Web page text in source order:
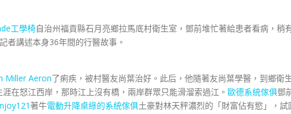
工學椅自治州福貢縣石月亮鄉拉馬底村衛生室，鄧前堆忙著給患者看病，稍
者講述本身36年間的行醫故事。
Miller Aeron了痢疾，被村醫友尚葉治好。此后，他隨著友尚葉學醫，到鄉衛
在怒江西岸，那時江上沒有橋，兩岸群眾只能滑溜索過江。 歐德系統傢俱鄧
著牛電動升降桌綠的系統傢俱土豪對林天秤濃烈的「財富佔有慾」，試